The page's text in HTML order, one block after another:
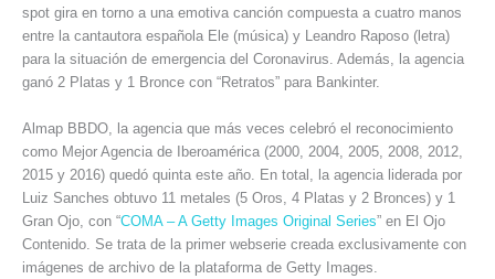
spot gira en torno a una emotiva canción compuesta a cuatro manos
entre la cantautora española Ele (música) y Leandro Raposo (letra)
para la situación de emergencia del Coronavirus. Además, la agencia
ganó 2 Platas y 1 Bronce con “Retratos” para Bankinter.
Almap BBDO, la agencia que más veces celebró el reconocimiento
como Mejor Agencia de Iberoamérica (2000, 2004, 2005, 2008, 2012,
2015 y 2016) quedó quinta este año. En total, la agencia liderada por
Luiz Sanches obtuvo 11 metales (5 Oros, 4 Platas y 2 Bronces) y 1
Gran Ojo, con “COMA – A Getty Images Original Series” en El Ojo
Contenido. Se trata de la primer webserie creada exclusivamente con
imágenes de archivo de la plataforma de Getty Images.